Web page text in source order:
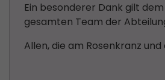
Ein besonderer Dank gilt
gesamten Team der
Allen, die am Rosenkranz